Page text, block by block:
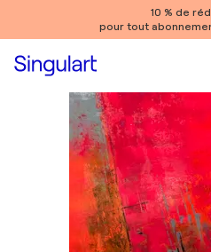
10 % de
pour tout